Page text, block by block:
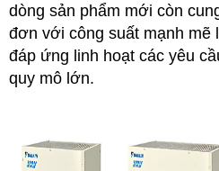
dòng sản phẩm mới còn
đơn với công suất mạnh mẽ
đáp ứng linh hoạt các yêu
quy mô lớn.